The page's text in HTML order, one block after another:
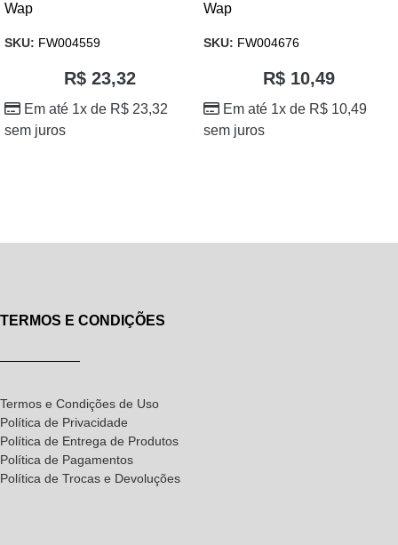
Wap
SKU: FW004559
R$23,32
Em até 1x de R$ 23,32
sem juros
Wap
SKU: FW004676
R$10,49
Em até 1x de R$ 10,49
sem juros
TERMOS E CONDIÇÕES
Termos e Condições de Uso
Política de Privacidade
Política de Entrega de Produtos
Política de Pagamentos
Política de Trocas e Devoluções